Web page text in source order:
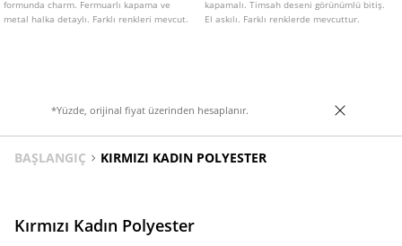
formunda charm. Fermuarlı kapama ve
metal halka detaylı. Farklı renkleri mevcut.
kapamalı. Timsah deseni görünümlü bitiş.
El askılı. Farklı renklerde mevcuttur.
*Yüzde, orijinal fiyat üzerinden hesaplanır.
BAŞLANGIÇ KIRMIZI KADIN POLYESTER
Kırmızı Kadın Polyester